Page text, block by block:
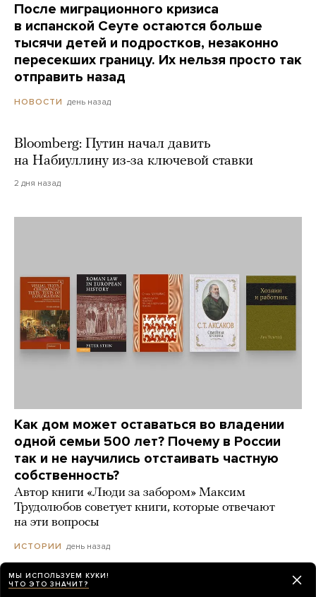
После миграционного кризиса
в испанской Сеуте остаются больше
тысячи детей и подростков, незаконно
пересекших границу. Их нельзя просто так
отправить назад
НОВОСТИ день назад
Bloomberg: Путин начал давить
на Набиуллину из-за ключевой ставки
2 дня назад
Как дом может оставаться во владении
одной семьи 500 лет? Почему в России
так и не научились отстаивать частную
собственность?
Автор книги «Люди за забором» Максим
Трудолюбов советует книги, которые отвечают
на эти вопросы
ИСТОРИИ день назад
МЫ ИСПОЛЬЗУЕМ КУКИ!
ЧТО ЭТО ЗНАЧИТ?